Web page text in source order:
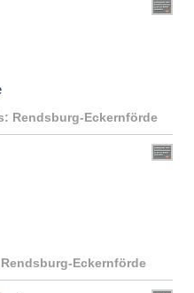
Rendsburg-Eckernförde
Eckernförde